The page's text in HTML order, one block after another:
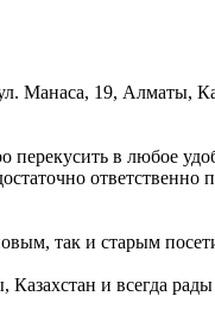
Манаса, 19, Алматы,
в любое
так и старым
и всегда